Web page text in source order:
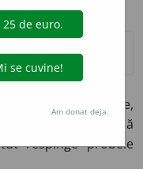
de a acuza; învinuire,
. ◊ Parte care acuză
respinge probele
Am donat deja.